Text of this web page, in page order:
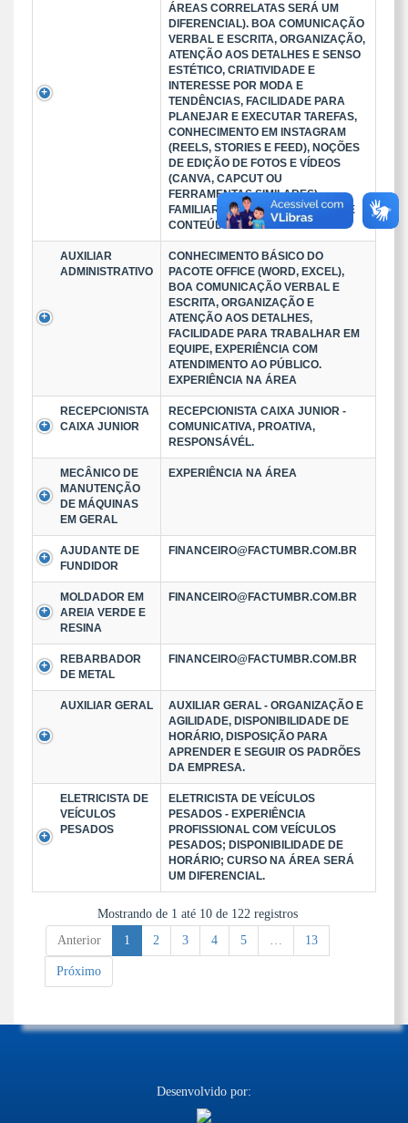
ÁREAS CORRELATAS SERÁ UM
DIFERENCIAL). BOA COMUNICAÇÃO
VERBAL E ESCRITA, ORGANIZAÇÃO,
ATENÇÃO AOS DETALHES E SENSO
ESTÉTICO, CRIATIVIDADE E
INTERESSE POR MODA E
TENDÊNCIAS, FACILIDADE PARA
PLANEJAR E EXECUTAR TAREFAS,
CONHECIMENTO EM INSTAGRAM
(REELS, STORIES E FEED), NOÇÕES
DE EDIÇÃO DE FOTOS E VÍDEOS
(CANVA, CAPCUT OU
FERRAMENTAS SIMILARES).
FAMILIARIDADE COM CRIAÇÃO DE
CONTEÚDO PARA REDES SOCIA
AUXILIAR
ADMINISTRATIVO
CONHECIMENTO BÁSICO DO
PACOTE OFFICE (WORD, EXCEL),
BOA COMUNICAÇÃO VERBAL E
ESCRITA, ORGANIZAÇÃO E
ATENÇÃO AOS DETALHES,
FACILIDADE PARA TRABALHAR EM
EQUIPE, EXPERIÊNCIA COM
ATENDIMENTO AO PÚBLICO.
EXPERIÊNCIA NA ÁREA
RECEPCIONISTA
CAIXA JUNIOR
RECEPCIONISTA CAIXA JUNIOR -
COMUNICATIVA, PROATIVA,
RESPONSÁVÉL.
MECÂNICO DE
MANUTENÇÃO
DE MÁQUINAS
EM GERAL
EXPERIÊNCIA NA ÁREA
AJUDANTE DE
FUNDIDOR
FINANCEIRO@FACTUMBR.COM.BR
MOLDADOR EM
AREIA VERDE E
RESINA
FINANCEIRO@FACTUMBR.COM.BR
REBARBADOR
DE METAL
FINANCEIRO@FACTUMBR.COM.BR
AUXILIAR GERAL
AUXILIAR GERAL - ORGANIZAÇÃO E
AGILIDADE, DISPONIBILIDADE DE
HORÁRIO, DISPOSIÇÃO PARA
APRENDER E SEGUIR OS PADRÕES
DA EMPRESA.
ELETRICISTA DE
VEÍCULOS
PESADOS
ELETRICISTA DE VEÍCULOS
PESADOS - EXPERIÊNCIA
PROFISSIONAL COM VEÍCULOS
PESADOS; DISPONIBILIDADE DE
HORÁRIO; CURSO NA ÁREA SERÁ
UM DIFERENCIAL.
Mostrando de 1 até 10 de 122 registros
Anterior
1 2 3 4 5 … 13
Próximo
Desenvolvido por: